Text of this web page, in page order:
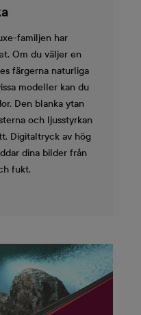
familjen har
Om du väljer en
färgerna naturliga
modeller kan du
Den blanka ytan
och ljusstyrkan
Digitaltryck av hög
dina bilder från
fukt.